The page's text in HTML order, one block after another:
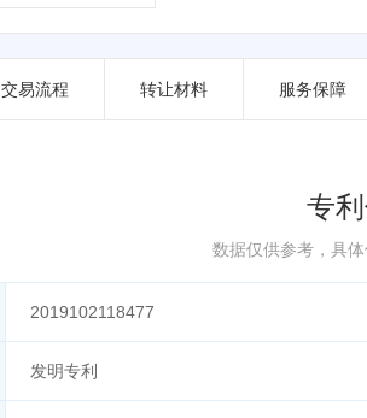
交易流程 转让材料 服务保障
专
数据仅供参考，具
2019102118477
发明专利